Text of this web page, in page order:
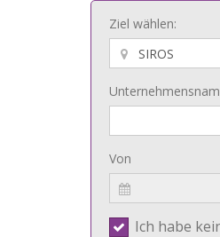
Ziel wählen:
Von
Ich habe